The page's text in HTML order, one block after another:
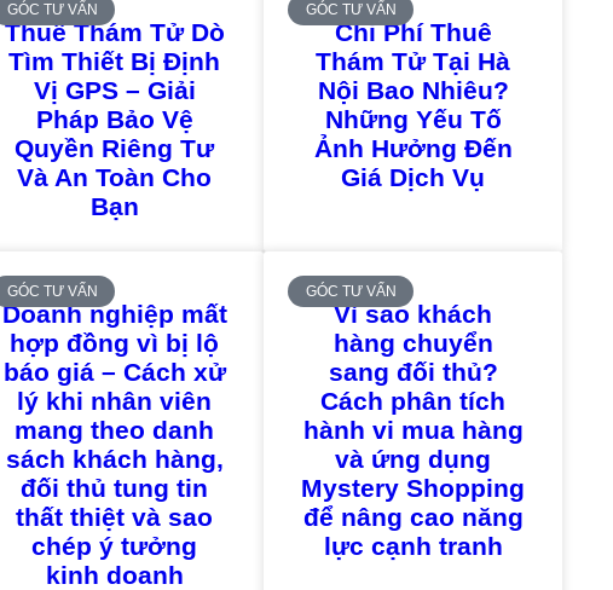
GÓC TƯ VẤN
Thuê Thám Tử Dò
Tìm Thiết Bị Định
Vị GPS – Giải
Pháp Bảo Vệ
Quyền Riêng Tư
Và An Toàn Cho
Bạn
GÓC TƯ VẤN
Chi Phí Thuê
Thám Tử Tại Hà
Nội Bao Nhiêu?
Những Yếu Tố
Ảnh Hưởng Đến
Giá Dịch Vụ
GÓC TƯ VẤN
Doanh nghiệp mất
hợp đồng vì bị lộ
báo giá – Cách xử
lý khi nhân viên
mang theo danh
sách khách hàng,
đối thủ tung tin
thất thiệt và sao
chép ý tưởng
kinh doanh
GÓC TƯ VẤN
Vì sao khách
hàng chuyển
sang đối thủ?
Cách phân tích
hành vi mua hàng
và ứng dụng
Mystery Shopping
để nâng cao năng
lực cạnh tranh